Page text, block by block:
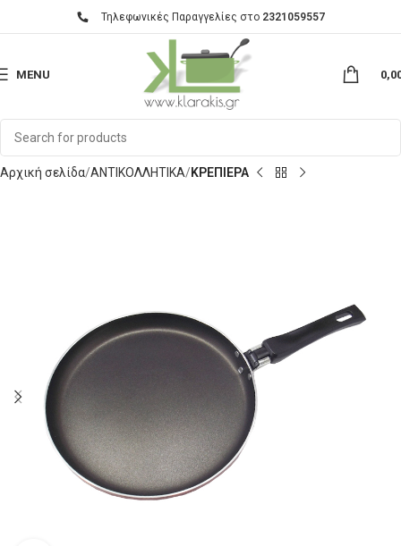
Τηλεφωνικές Παραγγελίες στο 2321059557
MENU
Αρχική σελίδα ΑΝΤΙΚΟΛΛΗΤΙΚΑ ΚΡΕΠΙΕΡΑ